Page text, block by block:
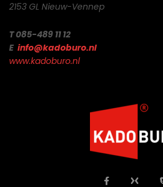
2153 GL Nieuw-Vennep
T 085-489 11 12
E info@kadoburo.nl
www.kadoburo.nl